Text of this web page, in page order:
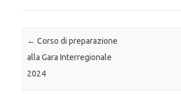
Post navigation
← Corso di preparazione
alla Gara Interregionale
2024